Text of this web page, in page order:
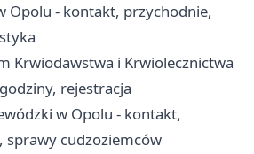
Opolu - kontakt, przychodnie,
Krwiodawstwa i Krwiolecznictwa
rejestracja
w Opolu - kontakt,
sprawy cudzoziemców